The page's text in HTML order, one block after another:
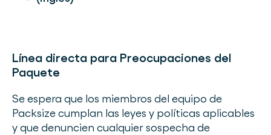
Línea directa para Preocupaciones del
Paquete
Se espera que los miembros del equipo de
Packsize cumplan las leyes y políticas aplicables
y que denuncien cualquier sospecha de